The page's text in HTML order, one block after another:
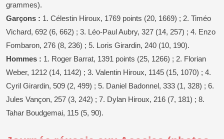
grammes).
Garçons : 1. Célestin Hiroux, 1769 points (20, 1669) ; 2. Timéo
Vichard, 692 (6, 662) ; 3. Léo-Paul Aubry, 327 (14, 257) ; 4. Enzo
Fombaron, 276 (8, 236) ; 5. Loris Girardin, 240 (10, 190).
Hommes : 1. Roger Barrat, 1391 points (25, 1266) ; 2. Florian
Weber, 1212 (14, 1142) ; 3. Valentin Hiroux, 1145 (15, 1070) ; 4.
Cyril Girardin, 509 (2, 499) ; 5. Daniel Badonnel, 333 (1, 328) ; 6.
Jules Vançon, 257 (3, 242) ; 7. Dylan Hiroux, 216 (7, 181) ; 8.
Tahar Boudgemai, 115 (5, 90).